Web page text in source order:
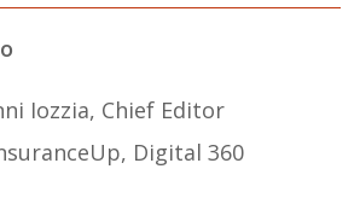
Iozzia, Chief Editor
Digital 360